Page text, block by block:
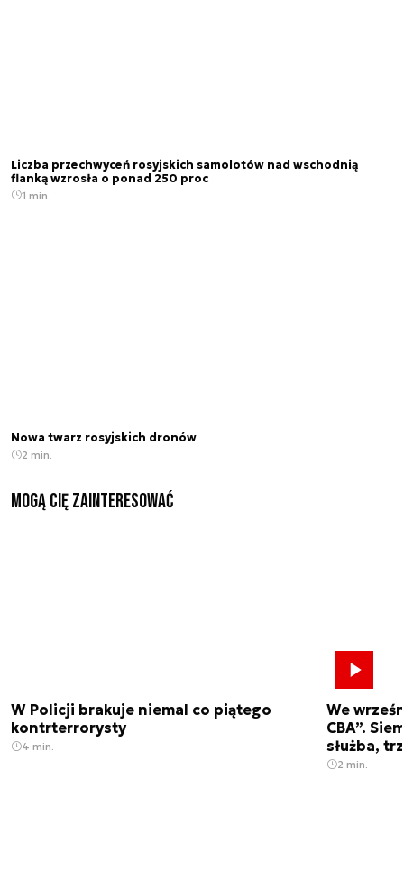
Liczba przechwyceń rosyjskich samolotów nad wschodnią
flanką wzrosła o ponad 250 proc
1 min.
Nowa twarz rosyjskich dronów
2 min.
Mogą Cię zainteresować
W Policji brakuje niemal co piątego
kontrterrorysty
4 min.
We
CBA”.
służba,
2 min.